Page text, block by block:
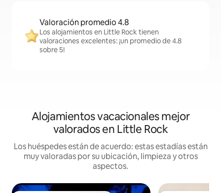
Valoración promedio 4.8
Los alojamientos en Little Rock tienen
valoraciones excelentes: ¡un promedio de 4.8
sobre 5!
Alojamientos vacacionales mejor
valorados en Little Rock
Los huéspedes están de acuerdo: estas estadías están
muy valoradas por su ubicación, limpieza y otros
aspectos.